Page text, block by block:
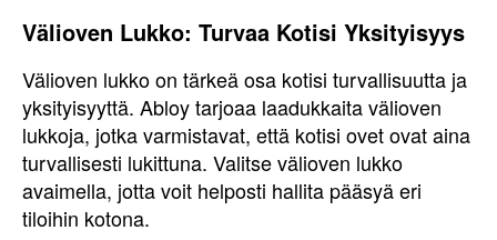
Välioven Lukko: Turvaa Kotisi Yksityisyys
Välioven lukko on tärkeä osa kotisi turvallisuutta ja
yksityisyyttä. Abloy tarjoaa laadukkaita välioven
lukkoja, jotka varmistavat, että kotisi ovet ovat aina
turvallisesti lukittuna. Valitse välioven lukko
avaimella, jotta voit helposti hallita pääsyä eri
tiloihin kotona.